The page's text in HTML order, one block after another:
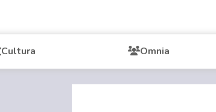
Cultura Omnia